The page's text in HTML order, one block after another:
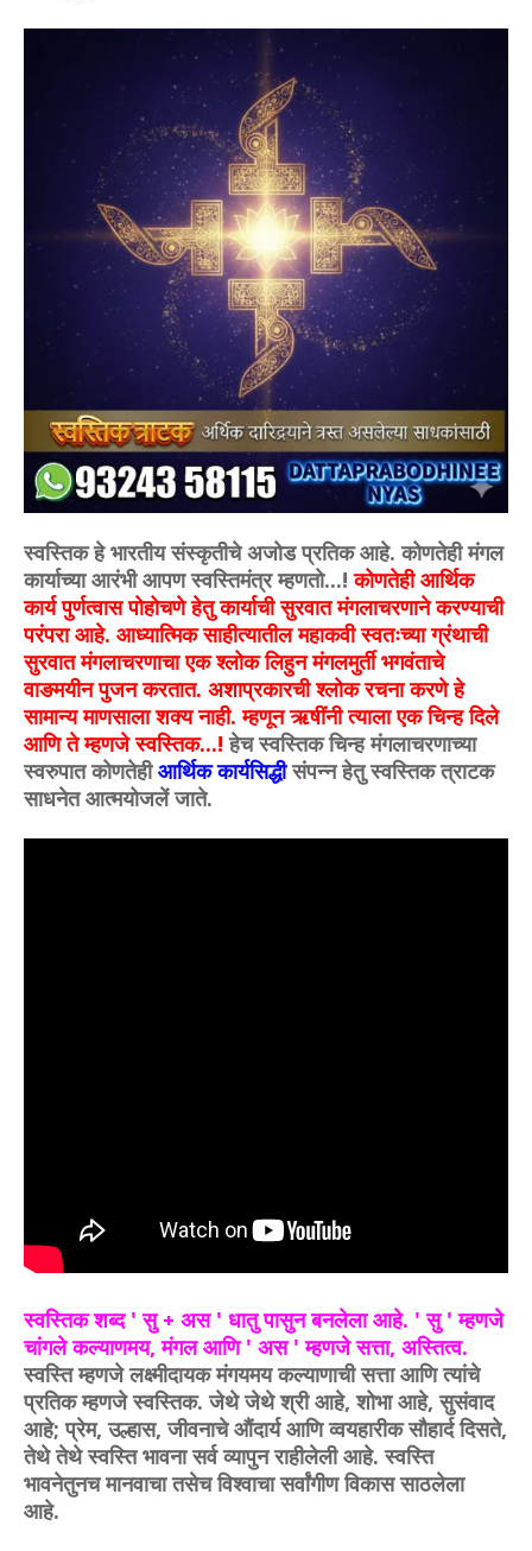
स्वस्तिक हे भारतीय संस्कृतीचे अजोड प्रतिक आहे. कोणतेही मंगल
कार्याच्या आरंभी आपण स्वस्तिमंत्र म्हणतो...!कोणतेही आर्थिक
कार्य पुर्णत्वास पोहोचणे हेतु कार्याची सुरवात मंगलाचरणाने करण्याची
परंपरा आहे. आध्यात्मिक साहीत्यातील महाकवी स्वतःच्या ग्रंथाची
सुरवात मंगलाचरणाचा एक श्लोक लिहुन मंगलमुर्ती भगवंताचे
वाङमयीन पुजन करतात. अशाप्रकारची श्लोक रचना करणे हे
सामान्य माणसाला शक्य नाही. म्हणून ऋषींनी त्याला एक चिन्ह दिले
आणि ते म्हणजे स्वस्तिक...! हेच स्वस्तिक चिन्ह मंगलाचरणाच्या
स्वरुपात कोणतेहीआर्थिक कार्यसिद्धीसंपन्न हेतु स्वस्तिक त्राटक
साधनेत आत्मयोजलें जाते.
स्वस्तिक शब्द ' सु + अस ' धातु पासुन बनलेला आहे. ' सु ' म्हणजे
चांगले कल्याणमय, मंगल आणि ' अस ' म्हणजे सत्ता, अस्तित्व.
स्वस्ति म्हणजे लक्ष्मीदायक मंगयमय कल्याणाची सत्ता आणि त्यांचे
प्रतिक म्हणजे स्वस्तिक. जेथे जेथे श्री आहे, शोभा आहे, सुसंवाद
आहे; प्रेम, उल्हास, जीवनाचे औंदार्य आणि व्वयहारीक सौहार्द दिसते,
तेथे तेथे स्वस्ति भावना सर्व व्यापुन राहीलेली आहे. स्वस्ति
भावनेतुनच मानवाचा तसेच विश्वाचा सर्वांगीण विकास साठलेला
आहे.